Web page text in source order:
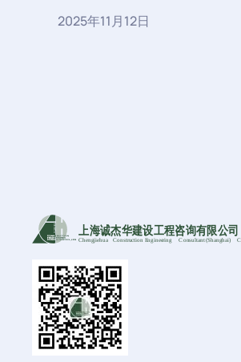
2025年11月12日
上海诚杰华建设工程咨询有限公司
Chengjiehua Construction Engineering C onsultant (Shanghai) C